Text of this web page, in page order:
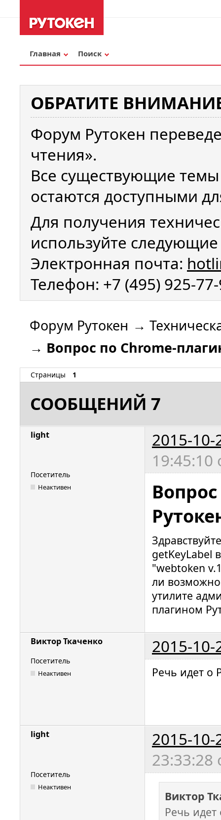
Главная Поиск
ОБРАТИТЕ
Форум Рутокен
чтения».
Все существующие
остаются доступными
Для получения
используйте
Электронная почта:
Телефон: +7 (495) 925-
Форум Рутокен →
→ Вопрос по Chrome-
Страницы 1
СООБЩЕНИЙ 7
light
2015-10-
19:45:10
Посетитель
Неактивен
getKeyLabel
"webtoken
ли
утилите
плагином
Виктор Ткаченко 2015-10-
Посетитель
Неактивен Речь идет о
light
2015-10-
23:33:28
Посетитель
Неактивен
Виктор
Речь идет